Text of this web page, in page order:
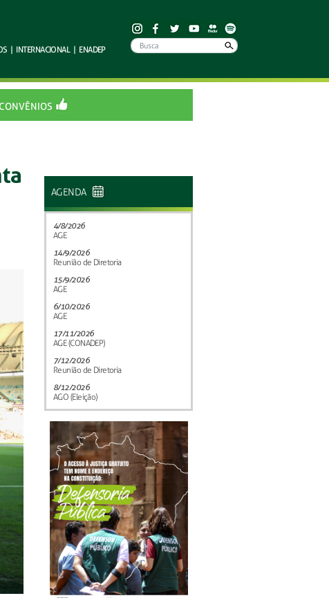
| INTERNACIONAL | ENADEP
AGENDA
4/8/2026
AGE
14/9/2026
Reunião de Diretoria
15/9/2026
AGE
6/10/2026
AGE
17/11/2026
AGE (CONADEP)
7/12/2026
Reunião de Diretoria
8/12/2026
AGO (Eleição)